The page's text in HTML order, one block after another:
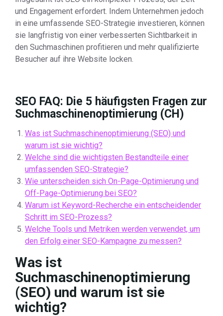
und Engagement erfordert. Indem Unternehmen jedoch
in eine umfassende SEO-Strategie investieren, können
sie langfristig von einer verbesserten Sichtbarkeit in
den Suchmaschinen profitieren und mehr qualifizierte
Besucher auf ihre Website locken.
SEO FAQ: Die 5 häufigsten Fragen zur
Suchmaschinenoptimierung (CH)
Was ist Suchmaschinenoptimierung (SEO) und
warum ist sie wichtig?
Welche sind die wichtigsten Bestandteile einer
umfassenden SEO-Strategie?
Wie unterscheiden sich On-Page-Optimierung und
Off-Page-Optimierung bei SEO?
Warum ist Keyword-Recherche ein entscheidender
Schritt im SEO-Prozess?
Welche Tools und Metriken werden verwendet, um
den Erfolg einer SEO-Kampagne zu messen?
Was ist
Suchmaschinenoptimierung
(SEO) und warum ist sie
wichtig?